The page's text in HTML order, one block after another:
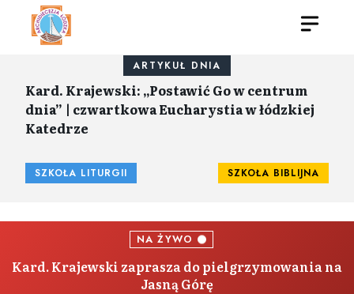
ARTYKUŁ DNIA
Kard. Krajewski: „Postawić Go w centrum
dnia” | czwartkowa Eucharystia w łódzkiej
Katedrze
SZKOŁA LITURGII SZKOŁA BIBLIJNA
NA ŻYWO
Kard. Krajewski zaprasza do pielgrzymowania na
Jasną Górę